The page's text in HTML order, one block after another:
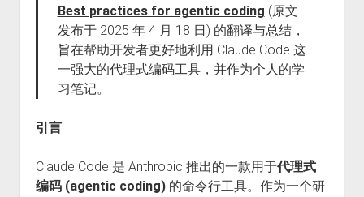
Best practices for agentic coding (原文
发布于 2025 年 4 月 18 日) 的翻译与总结，
旨在帮助开发者更好地利用 Claude Code 这
一强大的代理式编码工具，并作为个人的学
习笔记。
引言
Claude Code 是 Anthropic 推出的一款用于代理式
编码 (agentic coding)的命令行工具。作为一个研